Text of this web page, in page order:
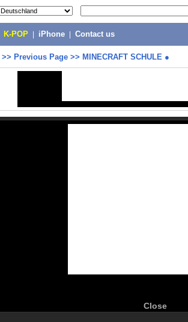
K-POP iPhone Contact us
>> Previous Page >> MINECRAFT SCHULE ●
Close